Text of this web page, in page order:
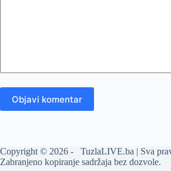
Objavi komentar
Copyright © 2026 - TuzlaLIVE.ba | Sva
Zabranjeno kopiranje sadržaja bez dozvole.